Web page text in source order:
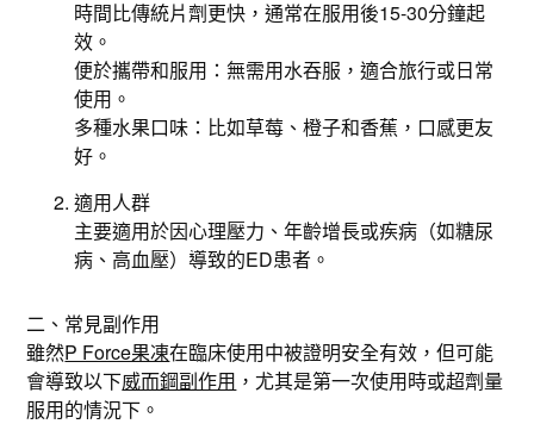
時間比傳統片劑更快，通常在服用後15-30分鐘起
效。
便於攜帶和服用：無需用水吞服，適合旅行或日常
使用。
多種水果口味：比如草莓、橙子和香蕉，口感更友
好。
適用人群
主要適用於因心理壓力、年齡增長或疾病（如糖尿
病、高血壓）導致的ED患者。
二、常見副作用
雖然P Force果凍在臨床使用中被證明安全有效，但可能
會導致以下威而鋼副作用 ，尤其是第一次使用時或超劑量
服用的情況下。